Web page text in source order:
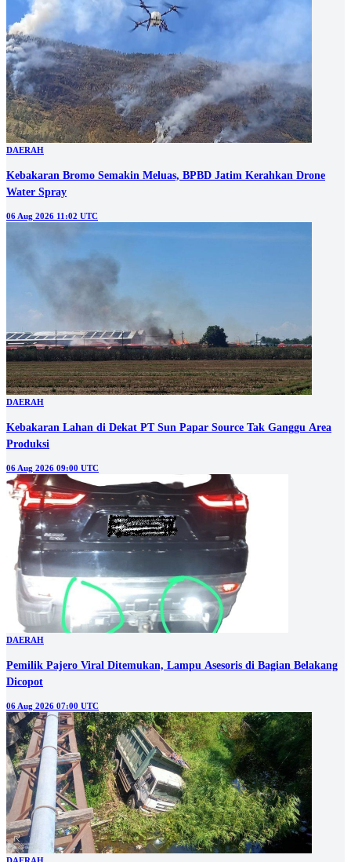
DAERAH
Kebakaran Bromo Semakin Meluas, BPBD Jatim Kerahkan Drone
Water Spray
06 Aug 2026 11:02 UTC
DAERAH
Kebakaran Lahan di Dekat PT Sun Papar Source Tak Ganggu Area
Produksi
06 Aug 2026 09:00 UTC
DAERAH
Pemilik Pajero Viral Ditemukan, Lampu Asesoris di Bagian Belakang
Dicopot
06 Aug 2026 07:00 UTC